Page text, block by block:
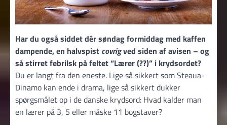
Har du også siddet dér søndag formiddag med kaffen
dampende, en halvspist covrigved siden af avisen – og
så stirret febrilsk på feltet “Lærer (??)” i krydsordet?
Du er langt fra den eneste. Lige så sikkert som Steaua-
Dinamo kan ende i drama, lige så sikkert dukker
spørgsmålet op i de danske krydsord: Hvad kalder man
en lærer på 3, 5 eller måske 11 bogstaver?